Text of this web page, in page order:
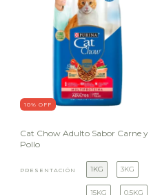
10% OFF
Cat Chow Adulto Sabor Carne y
Pollo
PRESENTACIÓN 1KG 3KG
15KG 0.5KG